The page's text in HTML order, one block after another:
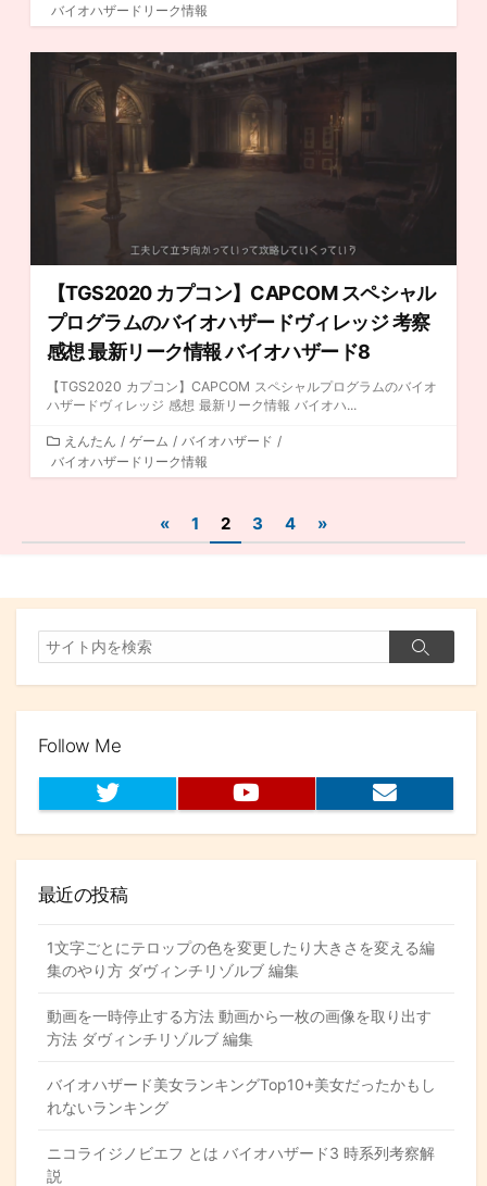
ゴ
リ
ー
バイオハザードリーク情報
【TGS2020 カプコン】CAPCOM スペシャル
プログラムのバイオハザードヴィレッジ 考察
感想 最新リーク情報 バイオハザード8
【TGS2020 カプコン】CAPCOM スペシャルプログラムのバイオ
ハザードヴィレッジ 感想 最新リーク情報 バイオハ...
カ
テ
ゴ
えんたん / ゲーム / バイオハザード /
バイオハザードリーク情報
ナ
ビ
ー
シ
ン
« 1 2 3 4 »
検
索
検
Follow Me
T
w
i
e
o
u
問
い
ー
最近の投稿
1文字ごとにテロップの色を変更したり大きさを変える編
集のやり方 ダヴィンチリゾルブ 編集
動画を一時停止する方法 動画から一枚の画像を取り出す
方法 ダヴィンチリゾルブ 編集
バイオハザード美女ランキングTop10+美女だったかもし
れないランキング
ニコライジノビエフ とは バイオハザード3 時系列考察解
説